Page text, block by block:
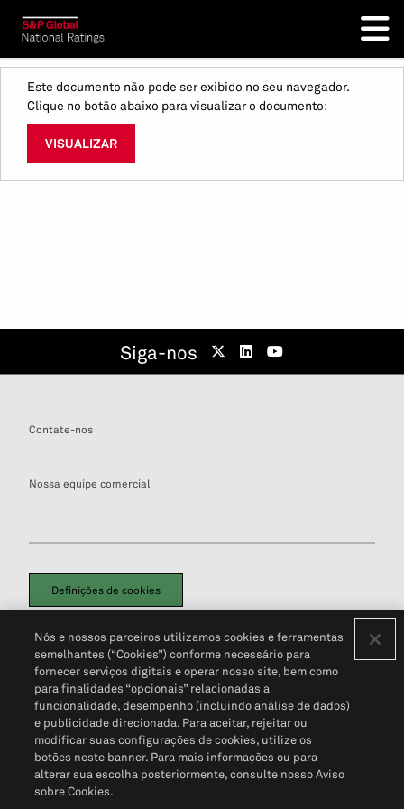
Este documento não pode ser exibido no seu navegador.
Clique no botão abaixo para visualizar o documento:
VISUALIZAR
Siga-nos
Contate-nos
Nossa equipe comercial
Definições de cookies
Política de PrivacidadePortal de privacidade do cliente (em inglês)
Não Venda Minhas Informações Pessoais© 2026 S&P Global
Nós e nossos parceiros utilizamos cookies e ferramentas
semelhantes (“Cookies”) conforme necessário para
fornecer serviços digitais e operar nosso site, bem como
para finalidades “opcionais” relacionadas a
funcionalidade, desempenho (incluindo análise de dados)
e publicidade direcionada. Para aceitar, rejeitar ou
modificar suas configurações de cookies, utilize os
botões neste banner. Para mais informações ou para
alterar sua escolha posteriormente, consulte nosso Aviso
sobre Cookies.